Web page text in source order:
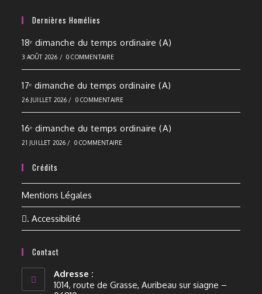
Dernières Homélies
18ᵉ dimanche du temps ordinaire (A)
3 AOÛT 2026 / 0 COMMENTAIRE
17ᵉ dimanche du temps ordinaire (A)
26 JUILLET 2026 / 0 COMMENTAIRE
16ᵉ dimanche du temps ordinaire (A)
21 JUILLET 2026 / 0 COMMENTAIRE
Crédits
Mentions Légales
. Accessibilité
Contact
Adresse :
1014, route de Grasse, Auribeau sur siagne –